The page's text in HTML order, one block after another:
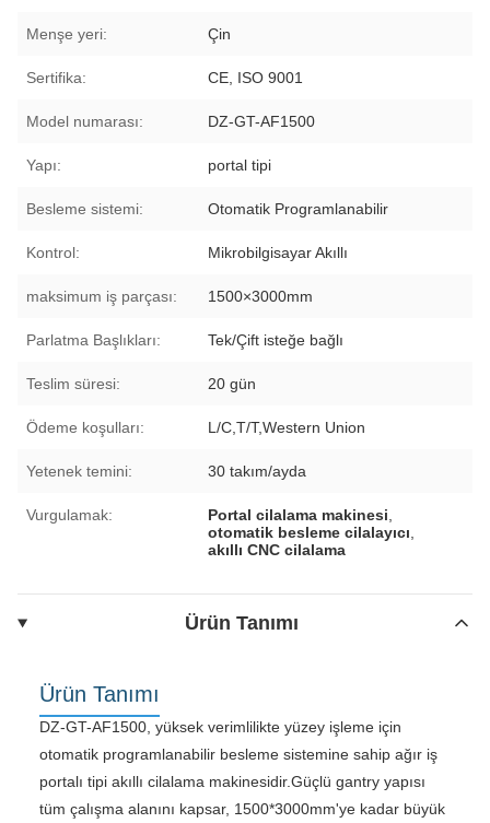
Menşe yeri: Çin
Sertifika: CE, ISO 9001
Model numarası: DZ-GT-AF1500
Yapı: portal tipi
Besleme sistemi: Otomatik Programlanabilir
Kontrol: Mikrobilgisayar Akıllı
maksimum iş parçası: 1500×3000mm
Parlatma Başlıkları: Tek/Çift isteğe bağlı
Teslim süresi: 20 gün
Ödeme koşulları: L/C,T/T,Western Union
Yetenek temini: 30 takım/ayda
Vurgulamak: Portal cilalama makinesi
otomatik besleme cilalayıcı
akıllı CNC cilalama
Ürün Tanımı
Ürün Tanımı
DZ-GT-AF1500, yüksek verimlilikte yüzey işleme için
otomatik programlanabilir besleme sistemine sahip ağır iş
portalı tipi akıllı cilalama makinesidir.Güçlü gantry yapısı
tüm çalışma alanını kapsar, 1500*3000mm'ye kadar büyük